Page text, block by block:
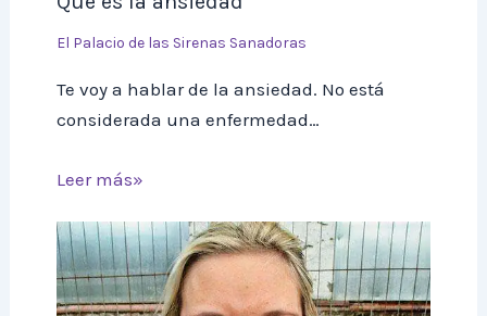
El Palacio de las Sirenas Sanadoras
Te voy a hablar de la ansiedad. No está
considerada una enfermedad…
Leer más»